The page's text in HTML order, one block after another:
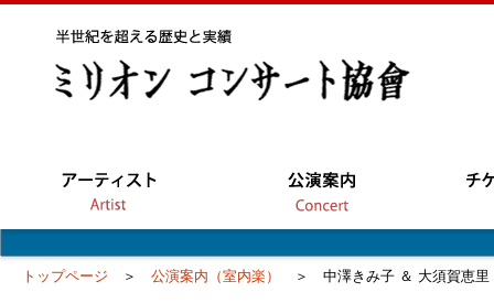
トップページ ＞ 公演案内（室内楽） ＞ 中澤きみ子 ＆ 大須賀恵里